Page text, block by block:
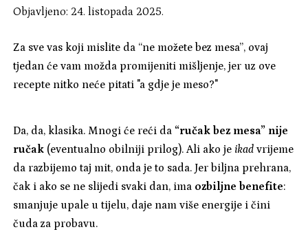
Objavljeno: 24. listopada 2025.
Za sve vas koji mislite da “ne možete bez mesa”, ovaj
tjedan će vam možda promijeniti mišljenje, jer uz ove
recepte nitko neće pitati "a gdje je meso?"
Da, da, klasika. Mnogi će reći da “ručak bez mesa” nije
ručak (eventualno obilniji prilog). Ali ako je ikad vrijeme
da razbijemo taj mit, onda je to sada. Jer biljna prehrana,
čak i ako se ne slijedi svaki dan, ima ozbiljne benefite:
smanjuje upale u tijelu, daje nam više energije i čini
čuda za probavu.